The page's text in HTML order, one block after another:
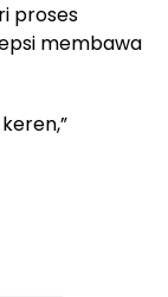
proses
membawa